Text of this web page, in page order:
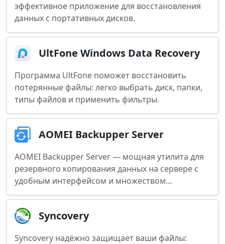
эффективное приложение для восстановления
данных с портативных дисков.
UltFone Windows Data Recovery
Программа UltFone поможет восстановить
потерянные файлы: легко выбрать диск, папки,
типы файлов и применить фильтры.
AOMEI Backupper Server
AOMEI Backupper Server — мощная утилита для
резервного копирования данных на сервере с
удобным интерфейсом и множеством...
Syncovery
Syncovery надёжно защищает ваши файлы: